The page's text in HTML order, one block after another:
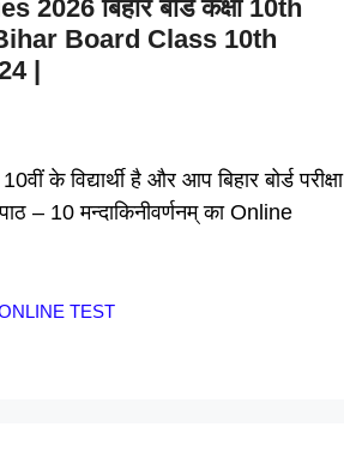
बिहार बोर्ड कक्षा 10th
Bihar Board Class 10th
|
विद्यार्थी है और आप बिहार बोर्ड परीक्षा
– 10 मन्दाकिनीवर्णनम् का Online
TEST